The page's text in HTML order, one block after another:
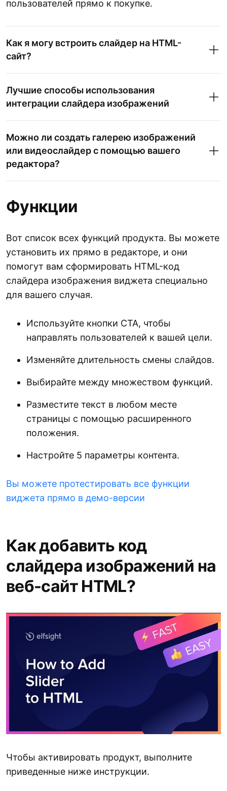
пользователей прямо к покупке.
Как я могу встроить слайдер на HTML-
сайт?
Лучшие способы использования
интеграции слайдера изображений
Можно ли создать галерею изображений
или видеослайдер с помощью вашего
редактора?
Функции
Вот список всех функций продукта. Вы можете
установить их прямо в редакторе, и они
помогут вам сформировать HTML-код
слайдера изображения виджета специально
для вашего случая.
Используйте кнопки CTA, чтобы
направлять пользователей к вашей цели.
Изменяйте длительность смены слайдов.
Выбирайте между множеством функций.
Разместите текст в любом месте
страницы с помощью расширенного
положения.
Настройте 5 параметры контента.
Вы можете протестировать все функции
виджета прямо в демо-версии
Как добавить код
слайдера изображений на
веб-сайт HTML?
Чтобы активировать продукт, выполните
приведенные ниже инструкции.